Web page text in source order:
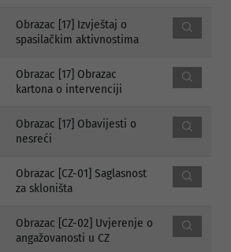
Obrazac [17] Izvještaj o
spasilačkim aktivnostima
Obrazac [17] Obrazac
kartona o intervenciji
Obrazac [17] Obavijesti o
nesreći
Obrazac [CZ-01] Saglasnost
za skloništa
Obrazac [CZ-02] Uvjerenje o
angažovanosti u CZ